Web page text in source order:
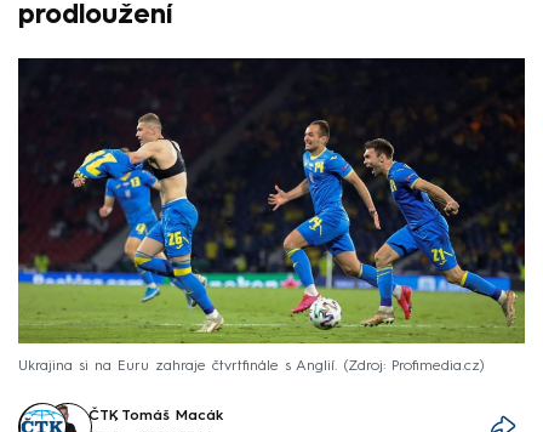
prodloužení
Ukrajina si na Euru zahraje čtvrtfinále s Anglií. Zdroj: Profimedia.cz
ČTK, Tomáš Macák